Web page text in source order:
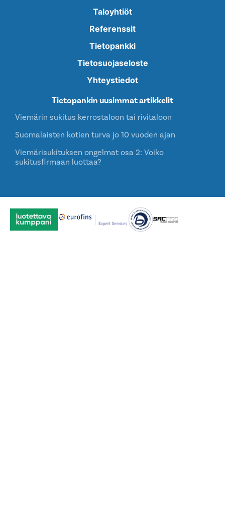
Taloyhtiöt
Referenssit
Tietopankki
Tietosuojaseloste
Yhteystiedot
Tietopankin uusimmat artikkelit
Viemärin sukitus kerrostaloon tai rivitaloon
Suomalaisten kotien turva jo 10 vuoden ajan
Viemärisukituksen ongelmat osa 2: Voiko
sukitusfirmaan luottaa?